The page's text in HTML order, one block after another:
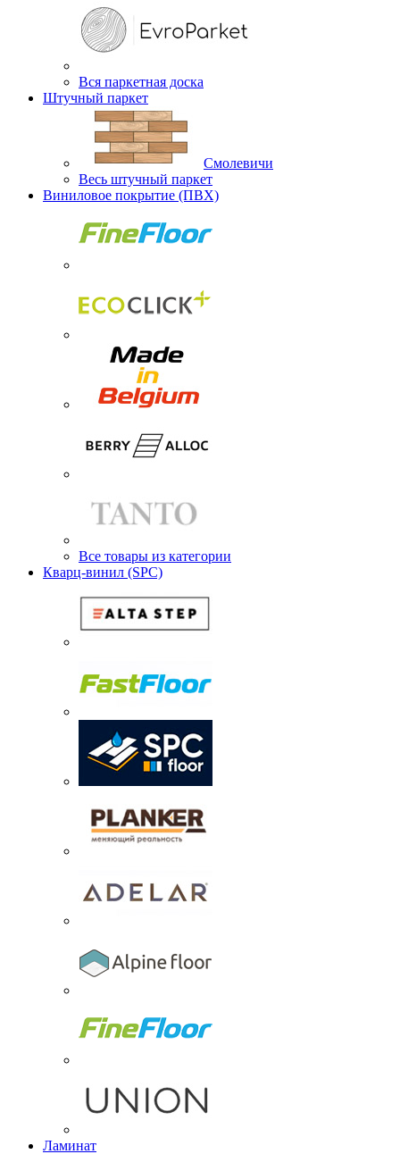
Вся паркетная доска
Штучный паркет
Смолевичи
Весь штучный паркет
Виниловое покрытие (ПВХ)
Все товары из категории
Кварц-винил (SPC)
Ламинат